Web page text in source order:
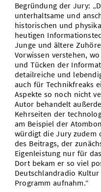
Begründung der Jury:
unterhaltsame und
historischen und
heutigen
Junge und ältere
Vorwissen verstehen,
und Tücken der
detailreiche und
auch für Technikfreaks
Aspekte so noch nicht
Autor behandelt
Kehrseiten der
am Beispiel der
würdigt die Jury zudem
des Beitrags, der
Eigenleistung nur für
Dort bekam er so viel
Deutschlandradio
Programm aufnahm.“